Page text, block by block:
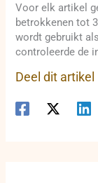
Voor elk artikel
betrokkenen tot
wordt gebruikt
controleerde de
Deel dit artikel